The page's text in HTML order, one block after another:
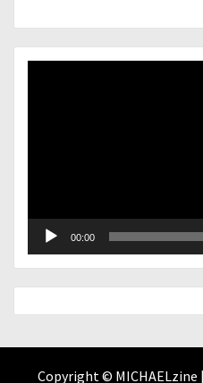
00:00
Copyright © MICHAELzine |